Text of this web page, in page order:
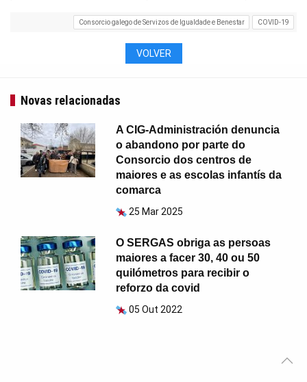
Consorcio galego de Servizos de Igualdade e Benestar COVID-19
VOLVER
Novas relacionadas
A CIG-Administración denuncia
o abandono por parte do
Consorcio dos centros de
maiores e as escolas infantís da
comarca
25 Mar 2025
O SERGAS obriga as persoas
maiores a facer 30, 40 ou 50
quilómetros para recibir o
reforzo da covid
05 Out 2022